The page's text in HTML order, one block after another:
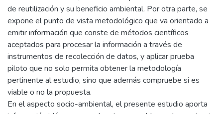
de reutilización y su beneficio ambiental. Por otra parte, se
expone el punto de vista metodológico que va orientado a
emitir información que conste de métodos científicos
aceptados para procesar la información a través de
instrumentos de recolección de datos, y aplicar prueba
piloto que no solo permita obtener la metodología
pertinente al estudio, sino que además compruebe si es
viable o no la propuesta.
En el aspecto socio-ambiental, el presente estudio aporta